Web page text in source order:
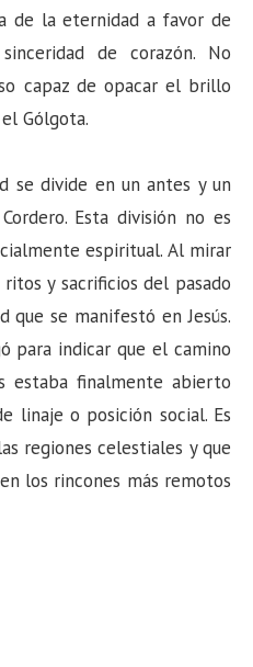
de la eternidad a favor de
de corazón. No
capaz de opacar el brillo
Gólgota.
se divide en un antes y un
Esta división no es
espiritual. Al mirar
y sacrificios del pasado
que se manifestó en Jesús.
para indicar que el camino
estaba finalmente abierto
linaje o posición social. Es
regiones celestiales y que
los rincones más remotos